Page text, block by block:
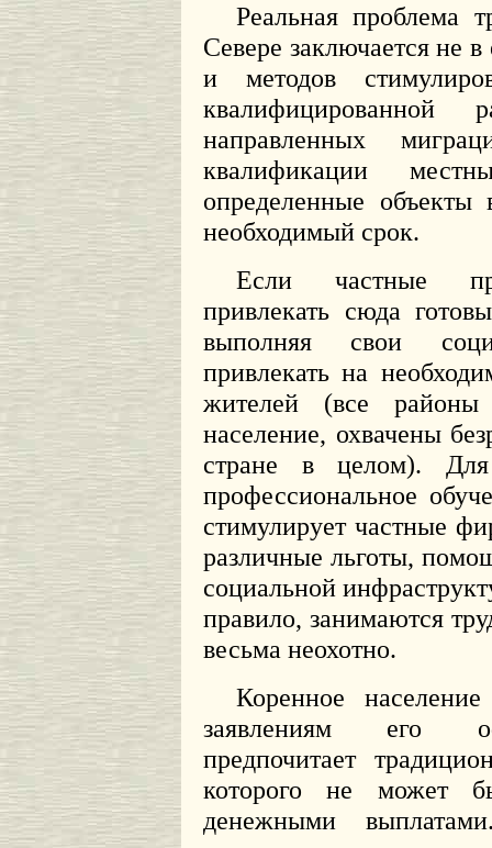
Реальная проблема
Севере заключается не
и методов
направленных
квалификации
определенные
необходимый срок.
Если частные
привлекать сюда
выполняя свои
привлекать на
жителей (все
население, охвачены
стране в целом). Для
профессиональное
стимулирует частные
различные льготы,
социальной
правило, занимаются
весьма неохотно.
Коренное
заявлениям его
предпочитает
которого не может
денежными